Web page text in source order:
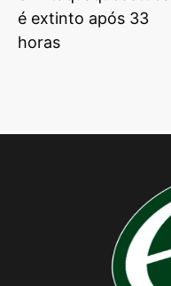
é extinto após 33
horas